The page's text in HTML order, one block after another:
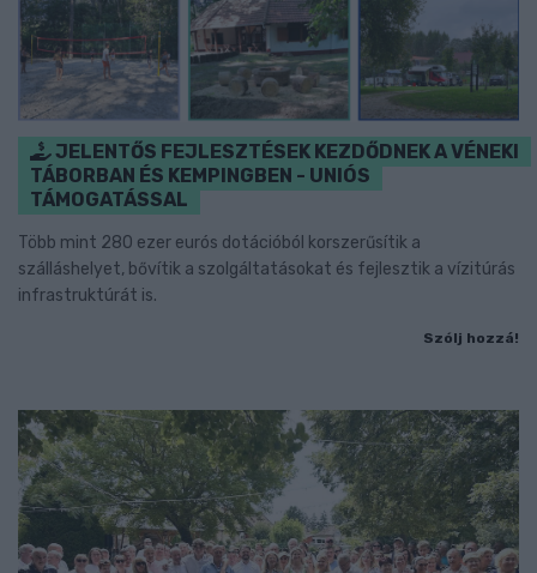
JELENTŐS FEJLESZTÉSEK KEZDŐDNEK A VÉNEKI
TÁBORBAN ÉS KEMPINGBEN - UNIÓS
TÁMOGATÁSSAL
Több mint 280 ezer eurós dotációból korszerűsítik a
szálláshelyet, bővítik a szolgáltatásokat és fejlesztik a vízitúrás
infrastruktúrát is.
Szólj hozzá!